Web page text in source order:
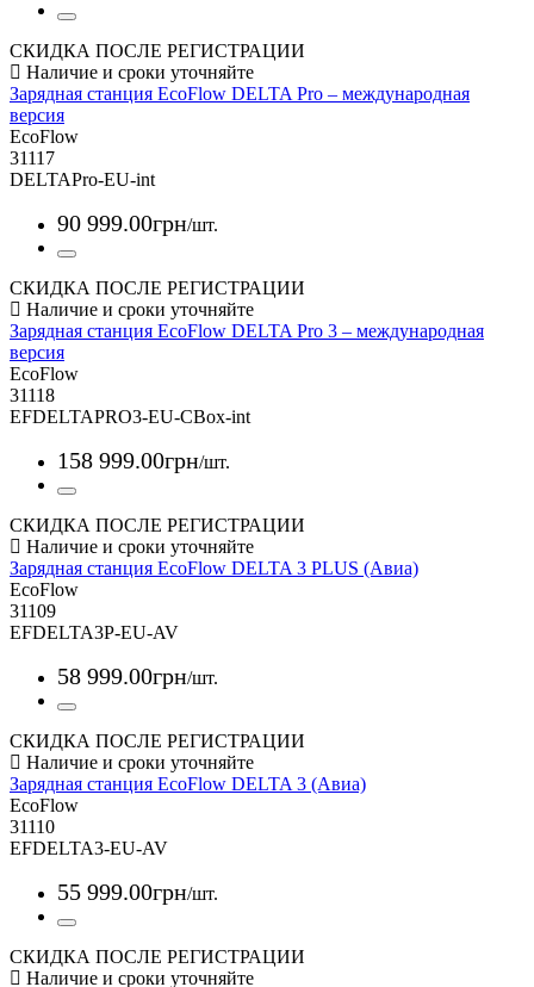
СКИДКА ПОСЛЕ РЕГИСТРАЦИИ
Зарядная станция EcoFlow DELTA Pro – международная
версия
EcoFlow
31117
DELTAPro-EU-int
90 999.00грн/шт.
СКИДКА ПОСЛЕ РЕГИСТРАЦИИ
Зарядная станция EcoFlow DELTA Pro 3 – международная
версия
EcoFlow
31118
EFDELTAPRO3-EU-CBox-int
158 999.00грн/шт.
СКИДКА ПОСЛЕ РЕГИСТРАЦИИ
Зарядная станция EcoFlow DELTA 3 PLUS (Авиа)
EcoFlow
31109
EFDELTA3P-EU-AV
58 999.00грн/шт.
СКИДКА ПОСЛЕ РЕГИСТРАЦИИ
Зарядная станция EcoFlow DELTA 3 (Авиа)
EcoFlow
31110
EFDELTA3-EU-AV
55 999.00грн/шт.
СКИДКА ПОСЛЕ РЕГИСТРАЦИИ